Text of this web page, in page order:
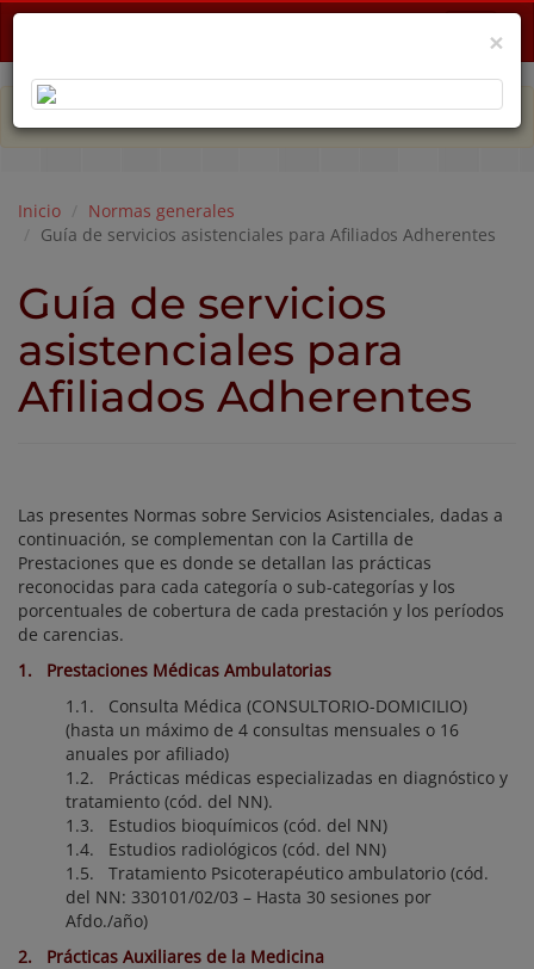
Menu
PLAN DE EMERGENCIA POR CRISIS ECONÓMICA
Inicio
Normas generales
Guía de servicios asistenciales para Afiliados Adherentes
Guía de servicios
asistenciales para
Afiliados Adherentes
Las presentes Normas sobre Servicios Asistenciales, dadas a
continuación, se complementan con la Cartilla de
Prestaciones que es donde se detallan las prácticas
reconocidas para cada categoría o sub-categorías y los
porcentuales de cobertura de cada prestación y los períodos
de carencias.
1. Prestaciones Médicas Ambulatorias
1.1. Consulta Médica (CONSULTORIO-DOMICILIO)
(hasta un máximo de 4 consultas mensuales o 16
anuales por afiliado)
1.2. Prácticas médicas especializadas en diagnóstico y
tratamiento (cód. del NN).
1.3. Estudios bioquímicos (cód. del NN)
1.4. Estudios radiológicos (cód. del NN)
1.5. Tratamiento Psicoterapéutico ambulatorio (cód.
del NN: 330101/02/03 – Hasta 30 sesiones por
Afdo./año)
2. Prácticas Auxiliares de la Medicina
×